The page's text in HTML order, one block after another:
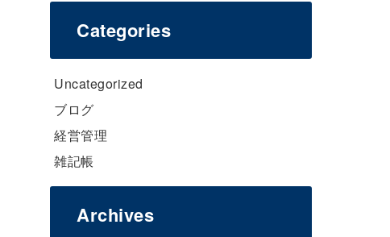
Categories
Uncategorized
ブログ
経営管理
雑記帳
Archives